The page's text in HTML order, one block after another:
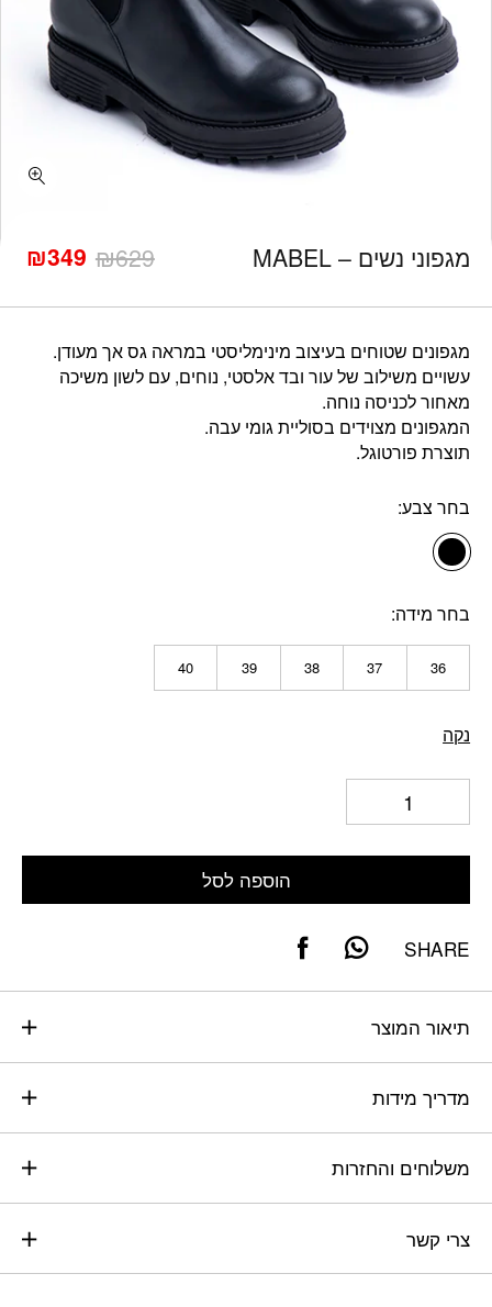
מגפוני נשים – MABEL ₪629
המחיר
המקורי
₪629.
₪349 המחיר
הנוכחי
₪349.
מגפונים שטוחים בעיצוב מינימליסטי במראה גס אך מעודן.
עשויים משילוב של עור ובד אלסטי, נוחים, עם לשון משיכה
מאחור לכניסה נוחה.
המגפונים מצוידים בסוליית גומי עבה.
תוצרת פורטוגל.
בחר צבע
בחר מידה
36
37
38
39
40
נקה
הוספה לסל
SHARE
תיאור המוצר
מדריך מידות
משלוחים והחזרות
צרי קשר